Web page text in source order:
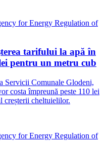
tarifului la apă în
pentru un metru cub
Servicii Comunale Glodeni,
costa împreună peste 110 lei
creșterii cheltuielilor.